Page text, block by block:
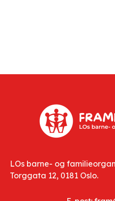
LOs barne- og
Torggata 12, 0181 Oslo.